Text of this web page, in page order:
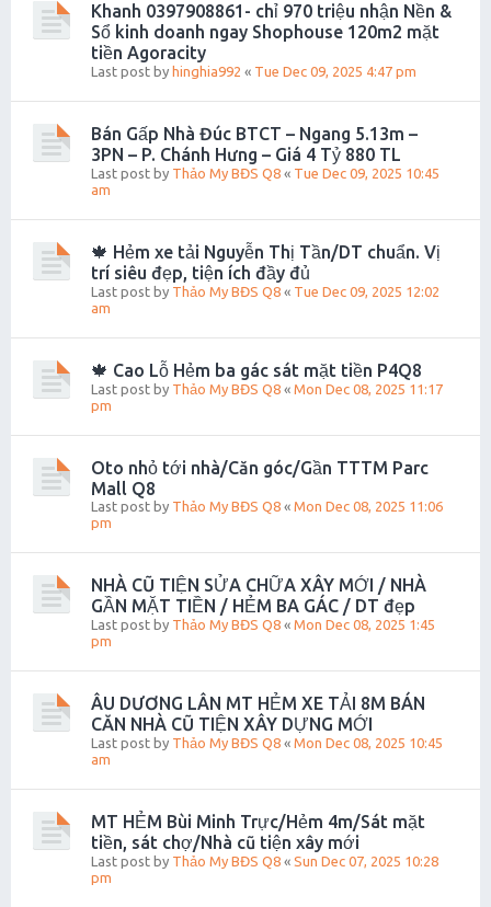
Khanh 0397908861- chỉ 970 triệu nhận Nền &
Sổ kinh doanh ngay Shophouse 120m2 mặt
tiền Agoracity
Last post by hinghia992 « Tue Dec 09, 2025 4:47 pm
Bán Gấp Nhà Đúc BTCT – Ngang 5.13m –
3PN – P. Chánh Hưng – Giá 4 Tỷ 880 TL
Last post by Thảo My BĐS Q8 « Tue Dec 09, 2025 10:45
am
🍁 Hẻm xe tải Nguyễn Thị Tần/DT chuẩn. Vị
trí siêu đẹp, tiện ích đầy đủ
Last post by Thảo My BĐS Q8 « Tue Dec 09, 2025 12:02
am
🍁 Cao Lỗ Hẻm ba gác sát mặt tiền P4Q8
Last post by Thảo My BĐS Q8 « Mon Dec 08, 2025 11:17
pm
Oto nhỏ tới nhà/Căn góc/Gần TTTM Parc
Mall Q8
Last post by Thảo My BĐS Q8 « Mon Dec 08, 2025 11:06
pm
NHÀ CŨ TIỆN SỬA CHỮA XÂY MỚI / NHÀ
GẦN MẶT TIỀN / HẺM BA GÁC / DT đẹp
Last post by Thảo My BĐS Q8 « Mon Dec 08, 2025 1:45
pm
ÂU DƯƠNG LÂN MT HẺM XE TẢI 8M BÁN
CĂN NHÀ CŨ TIỆN XÂY DỰNG MỚI
Last post by Thảo My BĐS Q8 « Mon Dec 08, 2025 10:45
am
MT HẺM Bùi Minh Trực/Hẻm 4m/Sát mặt
tiền, sát chợ/Nhà cũ tiện xây mới
Last post by Thảo My BĐS Q8 « Sun Dec 07, 2025 10:28
pm